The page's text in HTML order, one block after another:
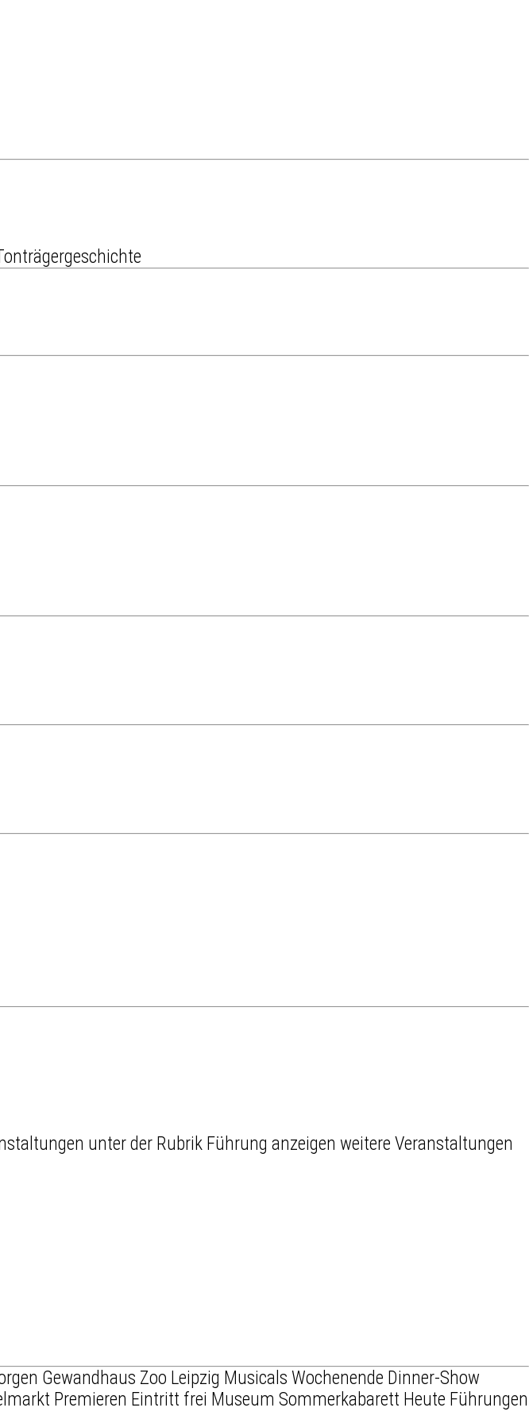
weitere Veranstaltungen
Gewandhaus Zoo Leipzig Musicals Wochenende Dinner-Show
Premieren Eintritt frei Museum Sommerkabarett Heute Führungen